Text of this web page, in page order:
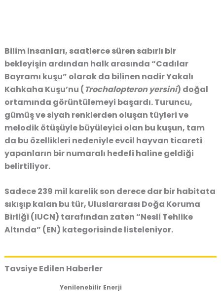
Bilim insanları, saatlerce süren sabırlı bir
bekleyişin ardından halk arasında “Cadılar
Bayramı kuşu” olarak da bilinen nadir Yakalı
Kahkaha Kuşu’nu (Trochalopteron yersini) doğal
ortamında görüntülemeyi başardı. Turuncu,
gümüş ve siyah renklerden oluşan tüyleri ve
melodik ötüşüyle büyüleyici olan bu kuşun, tam
da bu özellikleri nedeniyle evcil hayvan ticareti
yapanların bir numaralı hedefi haline geldiği
belirtiliyor.
Sadece 239 mil karelik son derece dar bir habitata
sıkışıp kalan bu tür, Uluslararası Doğa Koruma
Birliği (IUCN) tarafından zaten “Nesli Tehlike
Altında” (EN) kategorisinde listeleniyor.
Tavsiye Edilen Haberler
Yenilenebilir Enerji